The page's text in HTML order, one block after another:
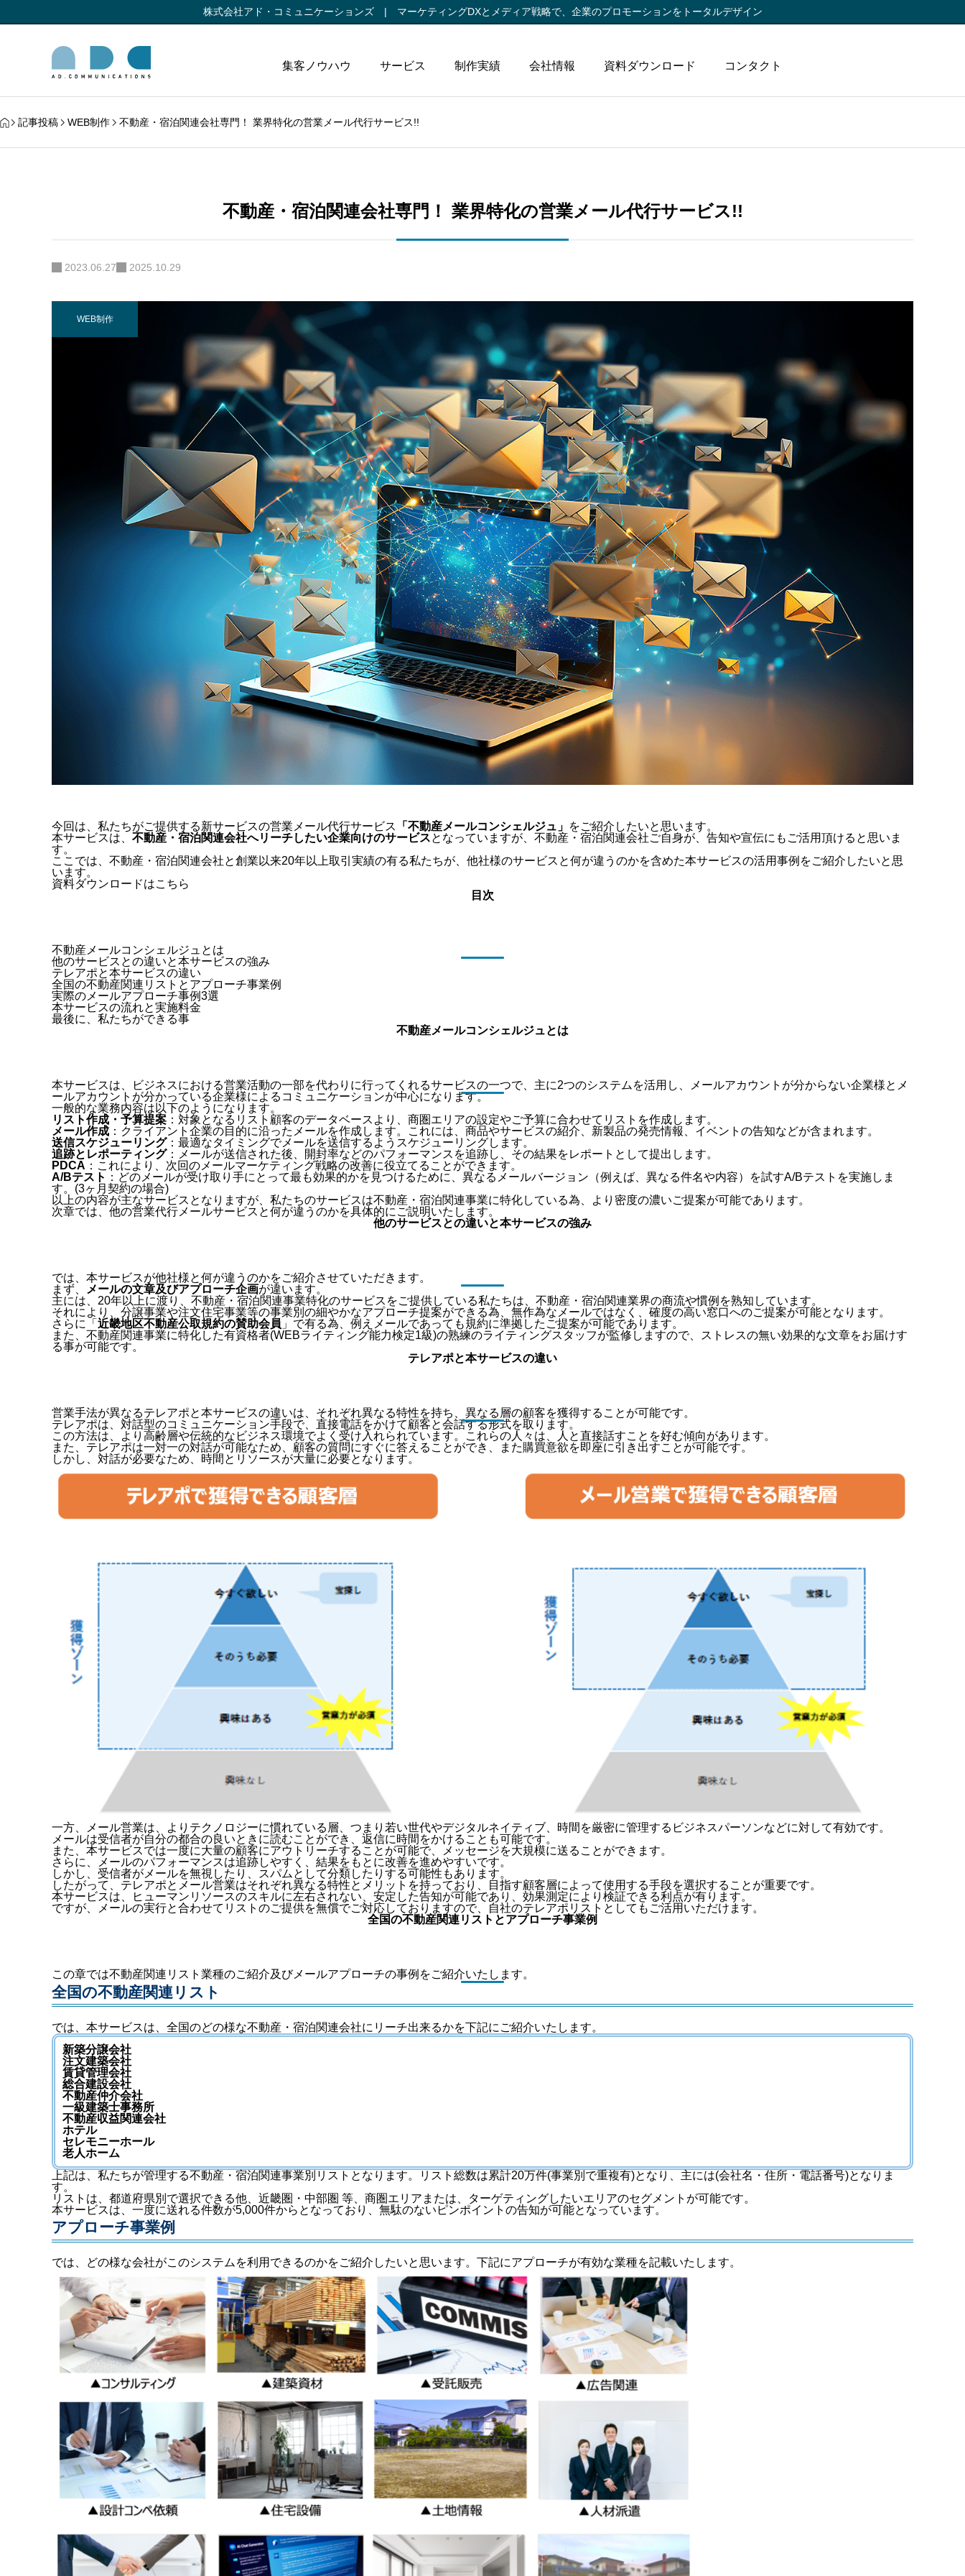
株式会社アド・コミュニケーションズ | マーケティングDXとメディア戦略で、 企業のプロモーションをトータルデザイン
集客ノウハウ サービス 制作実績 会社情報 資料ダウンロード コンタクト
記事投稿 WEB制作 不動産・宿泊関連会社専門！ 業界特化の営業メール代行サービス!!
不動産・宿泊関連会社専門！ 業界特化の営業メール代行サービス!!
2023.06.27 2025.10.29
WEB制作
今回は、私たちがご提供する新サービスの営業メール代行サービス 「不動産メールコンシェルジュ」 をご紹介したいと思います。
本サービスは、 不動産・宿泊関連会社へリーチしたい企業向けのサービスとなっていますが、不動産・宿泊関連会社ご自身が、告知や宣伝にもご活用頂けると思いま
す。
ここでは、不動産・宿泊関連会社と創業以来20年以上取引実績の有る私たちが、他社様のサービスと何が違うのかを含めた本サービスの活用事例をご紹介したいと思
います。
資料ダウンロードはこちら
目次
不動産メールコンシェルジュとは
他のサービスとの違いと本サービスの強み
テレアポと本サービスの違い
全国の不動産関連リストとアプローチ事業例
実際のメールアプローチ事例3選
本サービスの流れと実施料金
最後に、私たちができる事
不動産メールコンシェルジュとは
本サービスは、ビジネスにおける営業活動の一部を代わりに行ってくれるサービスの一つで、主に2つのシステムを活用し、メールアカウントが分からない企業様とメ
ールアカウントが分かっている企業様によるコミュニケーションが中心になります。
一般的な業務内容は以下のようになります。
リスト作成・予算提案 ：対象となるリスト顧客のデータベースより、商圏エリアの設定やご予算に合わせてリストを作成します。
メール作成 ：クライアント企業の目的に沿ったメールを作成します。これには、商品やサービスの紹介、新製品の発売情報、イベントの告知などが含まれます。
送信スケジューリング：最適なタイミングでメールを送信するようスケジューリングします。
追跡とレポーティング：メールが送信された後、開封率などのパフォーマンスを追跡し、その結果をレポートとして提出します。
PDCA ：これにより、次回のメールマーケティング戦略の改善に役立てることができます。
A/Bテスト ：どのメールが受け取り手にとって最も効果的かを見つけるために、異なるメールバージョン（例えば、異なる件名や内容）を試すA/Bテストを実施しま
す。 (3ヶ月契約の場合)
以上の内容が主なサービスとなりますが、私たちのサービスは不動産・宿泊関連事業に特化している為、より密度の濃いご提案が可能であります。
次章では、他の営業代行メールサービスと何が違うのかを具体的にご説明いたします。
他のサービスとの違いと本サービスの強み
では、本サービスが他社様と何が違うのかをご紹介させていただきます。
まず、
メールの文章及びアプローチ企画が違います。
主には、20年以上に渡り、不動産・宿泊関連事業特化のサービスをご提供している私たちは、不動産・宿泊関連業界の商流や慣例を熟知しています。
それにより、分譲事業や注文住宅事業等の事業別の細やかなアプローチ提案ができる為、無作為なメールではなく、確度の高い窓口へのご提案が可能となります。
さらに「 近畿地区不動産公取規約の賛助会員 」で有る為、例えメールであっても規約に準拠したご提案が可能であります。
また、不動産関連事業に特化した有資格者(WEBライティング能力検定1級)の熟練のライティングスタッフが監修しますので、ストレスの無い効果的な文章をお届けす
る事が可能です。
テレアポと本サービスの違い
営業手法が異なるテレアポと本サービスの違いは、それぞれ異なる特性を持ち、異なる層の顧客を獲得することが可能です。
テレアポは、対話型のコミュニケーション手段で、直接電話をかけて顧客と会話する形式を取ります。
この方法は、より高齢層や伝統的なビジネス環境でよく受け入れられています。これらの人々は、人と直接話すことを好む傾向があります。
また、テレアポは一対一の対話が可能なため、顧客の質問にすぐに答えることができ、また購買意欲を即座に引き出すことが可能です。
しかし、対話が必要なため、時間とリソースが大量に必要となります。
一方、メール営業は、よりテクノロジーに慣れている層、つまり若い世代やデジタルネイティブ、時間を厳密に管理するビジネスパーソンなどに対して有効です。
メールは受信者が自分の都合の良いときに読むことができ、返信に時間をかけることも可能です。
また、本サービスでは一度に大量の顧客にアウトリーチすることが可能で、メッセージを大規模に送ることができます。
さらに、メールのパフォーマンスは追跡しやすく、結果をもとに改善を進めやすいです。
しかし、受信者がメールを無視したり、スパムとして分類したりする可能性もあります。
したがって、テレアポとメール営業はそれぞれ異なる特性とメリットを持っており、目指す顧客層によって使用する手段を選択することが重要です。
本サービスは、ヒューマンリソースのスキルに左右されない、安定した告知が可能であり、効果測定により検証できる利点が有ります。
ですが、メールの実行と合わせてリストのご提供を無償でご対応しておりますので、自社のテレアポリストとしてもご活用いただけます。
全国の不動産関連リストとアプローチ事業例
この章では不動産関連リスト業種のご紹介及びメールアプローチの事例をご紹介いたします。
全国の不動産関連リスト
では、本サービスは、全国のどの様な不動産・宿泊関連会社にリーチ出来るかを下記にご紹介いたします。
新築分譲会社
注文建築会社
賃貸管理会社
総合建設会社
不動産仲介会社
一級建築士事務所
不動産収益関連会社
ホテル
セレモニーホール
老人ホーム
上記は、私たちが管理する不動産・宿泊関連事業別リストとなります。リスト総数は累計20万件(事業別で重複有)となり、主には(会社名・住所・電話番号)となりま
す。
リストは、都道府県別で選択できる他、近畿圏・中部圏 等、商圏エリアまたは、ターゲティングしたいエリアのセグメントが可能です。
本サービスは、一度に送れる件数が5,000件からとなっており、無駄のないピンポイントの告知が可能となっています。
アプローチ事業例
では、どの様な会社がこのシステムを利用できるのかをご紹介したいと思います。下記にアプローチが有効な業種を記載いたします。